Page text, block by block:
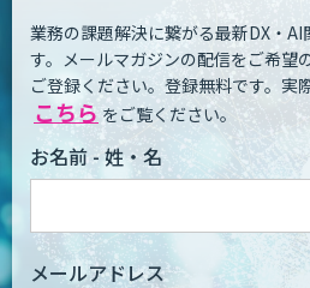
業務の課題解決に繋がる最新DX・
す。 メールマガジンの配信をご希望
ご登録ください。登録無料です。 実
こちら をご覧ください。
お名前 - 姓・名
メールアドレス